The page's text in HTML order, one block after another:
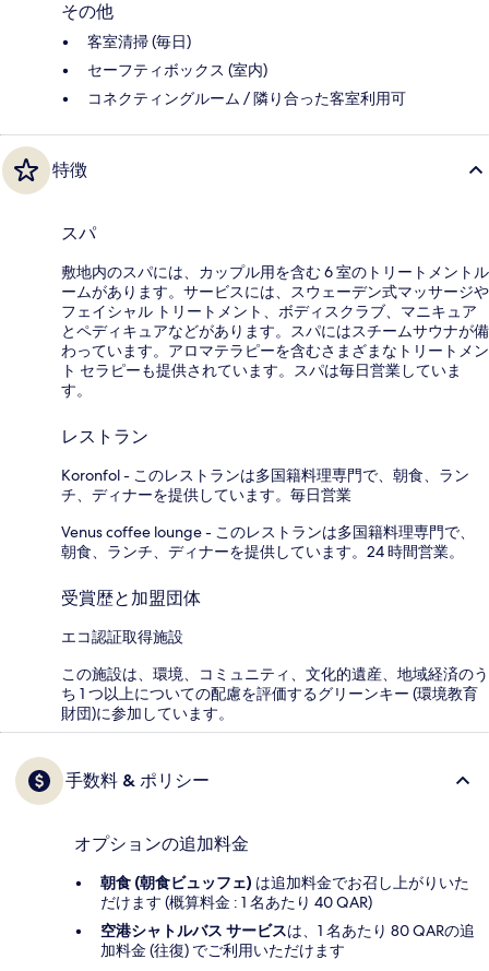
その他
客室清掃 (毎日)
セーフティボックス (室内)
コネクティングルーム / 隣り合った客室利用可
特徴
スパ
敷地内のスパには、カップル用を含む 6 室のトリートメントル
ームがあります。サービスには、スウェーデン式マッサージや
フェイシャル トリートメント、ボディスクラブ、マニキュア
とペディキュアなどがあります。スパにはスチームサウナが備
わっています。アロマテラピーを含むさまざまなトリートメン
ト セラピーも提供されています。スパは毎日営業していま
す。
レストラン
Koronfol - このレストランは多国籍料理専門で、朝食、ラン
チ、ディナーを提供しています。毎日営業
Venus coffee lounge - このレストランは多国籍料理専門で、
朝食、ランチ、ディナーを提供しています。24 時間営業。
受賞歴と加盟団体
エコ認証取得施設
この施設は、環境、コミュニティ、文化的遺産、地域経済のう
ち 1 つ以上についての配慮を評価するグリーンキー (環境教育
財団)に参加しています。
手数料 & ポリシー
オプションの追加料金
朝食 (朝食ビュッフェ) は追加料金でお召し上がりいた
だけます (概算料金 : 1 名あたり 40 QAR)
空港シャトルバス サービスは、1 名あたり 80 QARの追
加料金 (往復) でご利用いただけます